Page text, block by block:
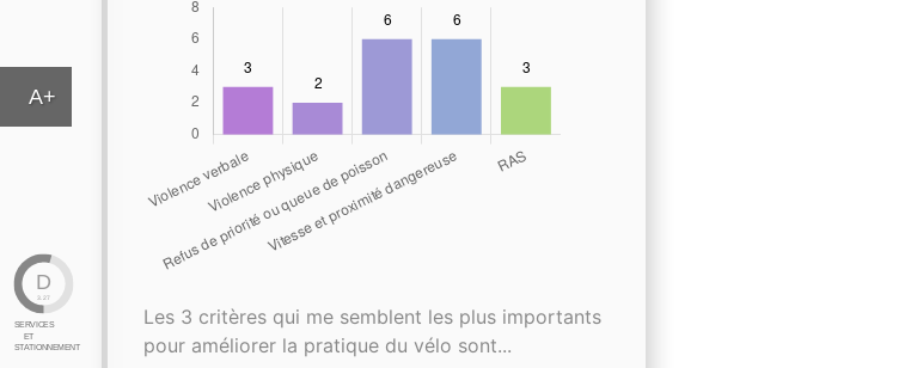
A+
D
3.27
SERVICES
ET
STATIONNEMENT
Les 3 critères qui me semblent les plus importants
pour améliorer la pratique du vélo sont...